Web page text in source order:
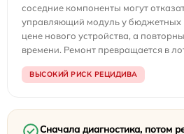
соседние компоненты могут
управляющий модуль у бюджетных
цене нового устройства, а
времени. Ремонт превращается в
ВЫСОКИЙ РИСК РЕЦИДИВА
Сначала диагностика, потом